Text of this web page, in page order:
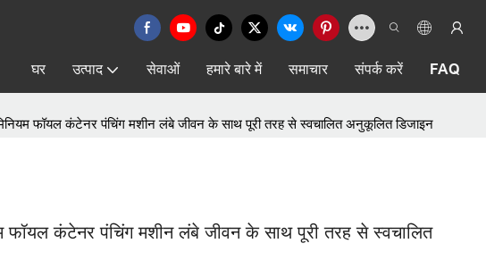
घर उत्पाद सेवाओं हमारे बारे में समाचार संपर्क करें FAQ
फॉयल कंटेनर पंचिंग मशीन लंबे जीवन के साथ पूरी तरह से स्वचालित अनुकूलित डिजाइन
फॉयल कंटेनर पंचिंग मशीन लंबे जीवन के साथ पूरी तरह से स्वचालित